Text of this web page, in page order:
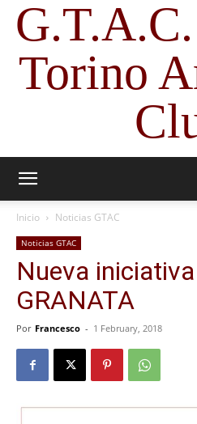
Torino
Inicio Noticias GTAC
Noticias GTAC
Nueva
GRANATA
Por Francesco - 1 February, 2018